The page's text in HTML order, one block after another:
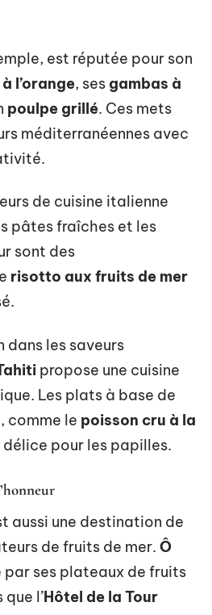
est réputée pour son
l’orange, ses gambas à
poulpe grillé. Ces mets
méditerranéennes avec
de cuisine italienne
pâtes fraîches et les
sont des
risotto aux fruits de mer
dans les saveurs
propose une cuisine
Les plats à base de
comme le poisson cru à la
délice pour les papilles.
aussi une destination de
de fruits de mer. Ô
par ses plateaux de fruits
l’Hôtel de la Tour